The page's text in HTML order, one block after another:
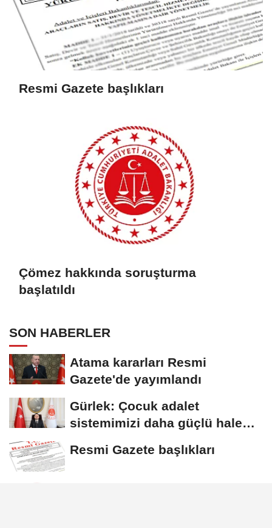
Resmi Gazete başlıkları
Çömez hakkında soruşturma
başlatıldı
SON HABERLER
Atama kararları Resmi
Gazete'de yayımlandı
Gürlek: Çocuk adalet
sistemimizi daha güçlü hale
Resmi Gazete başlıkları